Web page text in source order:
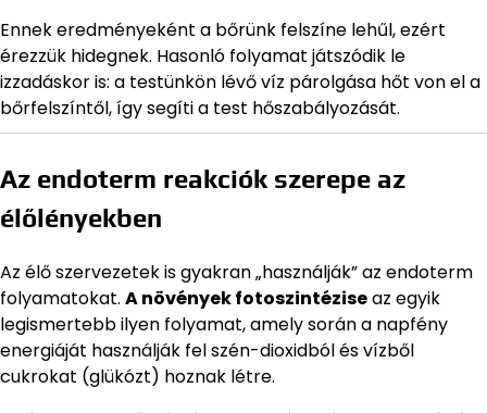
Ennek eredményeként a bőrünk felszíne lehűl, ezért
érezzük hidegnek. Hasonló folyamat játszódik le
izzadáskor is: a testünkön lévő víz párolgása hőt von el a
bőrfelszíntől, így segíti a test hőszabályozását.
Az endoterm reakciók szerepe az
élőlényekben
Az élő szervezetek is gyakran „használják” az endoterm
folyamatokat. A növények fotoszintéziseaz egyik
legismertebb ilyen folyamat, amely során a napfény
energiáját használják fel szén-dioxidból és vízből
cukrokat (glükózt) hoznak létre.